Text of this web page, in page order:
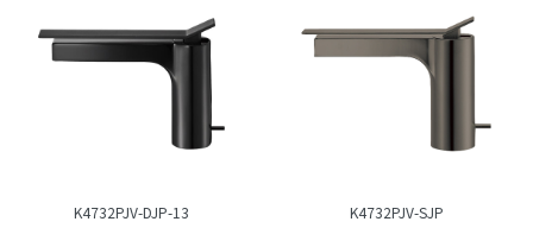
K4732PJV-DJP-13 K4732PJV-SJP